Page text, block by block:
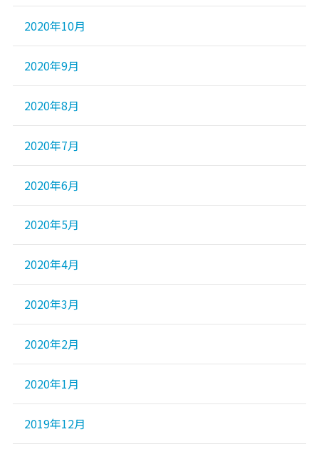
2020年10月
2020年9月
2020年8月
2020年7月
2020年6月
2020年5月
2020年4月
2020年3月
2020年2月
2020年1月
2019年12月